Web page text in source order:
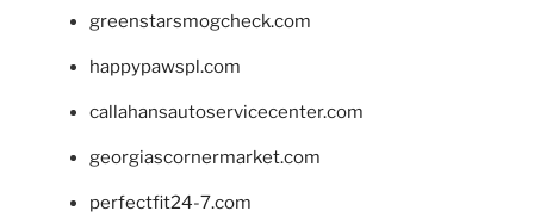
greenstarsmogcheck.com
happypawspl.com
callahansautoservicecenter.com
georgiascornermarket.com
perfectfit24-7.com